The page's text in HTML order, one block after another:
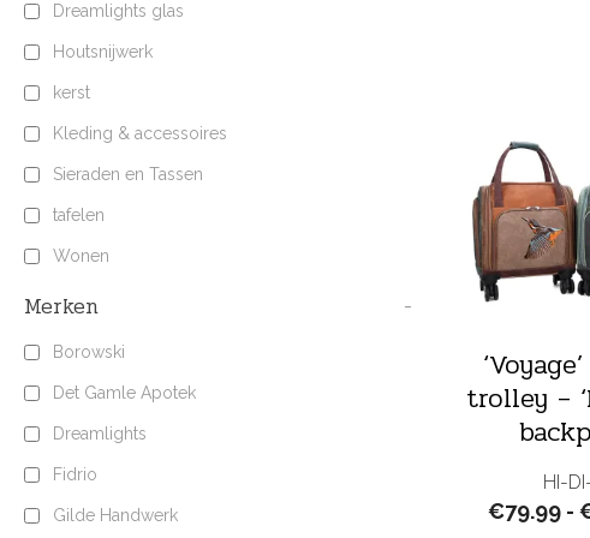
trolley –
HI-
€79.99 -
Dreamlights glas
Houtsnijwerk
kerst
Kleding & accessoires
Sieraden en Tassen
tafelen
Wonen
Merken -
Borowski
Det Gamle Apotek
Dreamlights
Fidrio
Gilde Handwerk